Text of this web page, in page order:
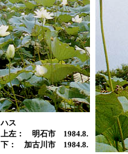
ハス
上左： 明石市 1984.8.
下： 加古川市 1984.8.